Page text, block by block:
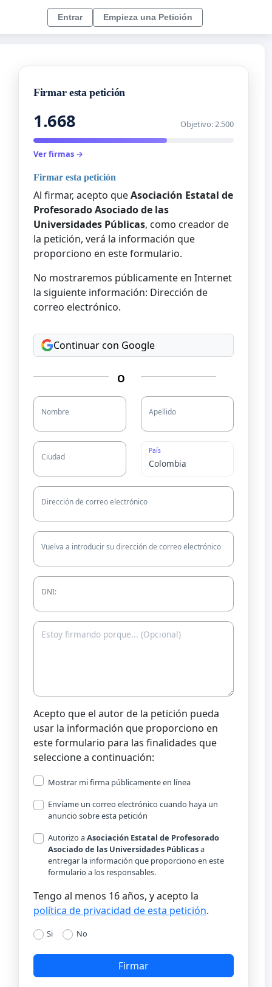
Entrar Empieza una Petición
Firmar esta petición
1.668 Objetivo: 2.500
Ver firmas →
Firmar esta petición
Al firmar, acepto queAsociación Estatal de
Profesorado Asociado de las
Universidades Públicas, como creador de
la petición, verá la información que
proporciono en este formulario.
No mostraremos públicamente en Internet
la siguiente información: Dirección de
correo electrónico.
Continuar con Google
O
Nombre Apellido
Ciudad
País
Dirección de correo electrónico
Vuelva a introducir su dirección de correo electrónico
DNI:
Acepto que el autor de la petición pueda
usar la información que proporciono en
este formulario para las finalidades que
seleccione a continuación:
Mostrar mi firma públicamente en línea
Envíame un correo electrónico cuando haya un
anuncio sobre esta petición
Autorizo aAsociación Estatal de Profesorado
Asociado de las Universidades Públicasa
entregar la información que proporciono en este
formulario a los responsables.
Tengo al menos 16 años, y acepto la
política de privacidad de esta petición.
Si No
Firmar